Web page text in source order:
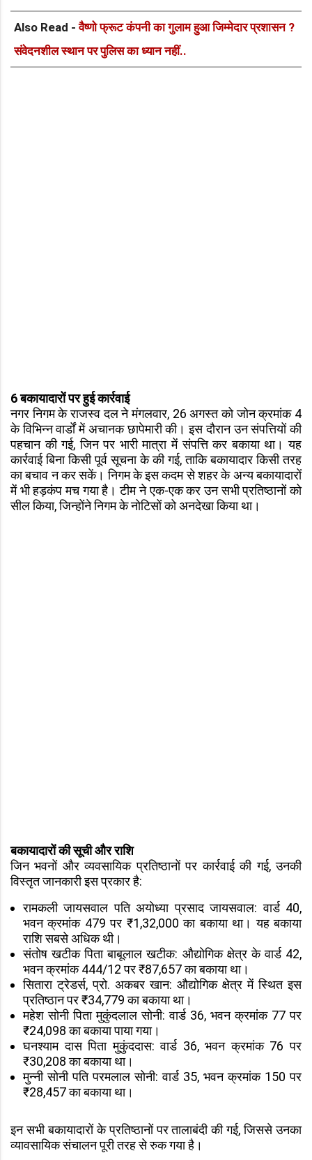
Also Read -वैष्णो फ्रूट कंपनी का गुलाम हुआ जिम्मेदार प्रशासन ?
संवेदनशील स्थान पर पुलिस का ध्यान नहीं..
6 बकायादारों पर हुई कार्रवाई
नगर निगम के राजस्व दल ने मंगलवार, 26 अगस्त को जोन क्रमांक 4
के विभिन्न वार्डों में अचानक छापेमारी की। इस दौरान उन संपत्तियों की
पहचान की गई, जिन पर भारी मात्रा में संपत्ति कर बकाया था। यह
कार्रवाई बिना किसी पूर्व सूचना के की गई, ताकि बकायादार किसी तरह
का बचाव न कर सकें। निगम के इस कदम से शहर के अन्य बकायादारों
में भी हड़कंप मच गया है। टीम ने एक-एक कर उन सभी प्रतिष्ठानों को
सील किया, जिन्होंने निगम के नोटिसों को अनदेखा किया था।
बकायादारों की सूची और राशि
जिन भवनों और व्यवसायिक प्रतिष्ठानों पर कार्रवाई की गई, उनकी
विस्तृत जानकारी इस प्रकार है:
रामकली जायसवाल पति अयोध्या प्रसाद जायसवाल: वार्ड 40,
भवन क्रमांक 479 पर ₹1,32,000 का बकाया था। यह बकाया
राशि सबसे अधिक थी।
संतोष खटीक पिता बाबूलाल खटीक: औद्योगिक क्षेत्र के वार्ड 42,
भवन क्रमांक 444/12 पर ₹87,657 का बकाया था।
सितारा ट्रेडर्स, प्रो. अकबर खान: औद्योगिक क्षेत्र में स्थित इस
प्रतिष्ठान पर ₹34,779 का बकाया था।
महेश सोनी पिता मुकुंदलाल सोनी: वार्ड 36, भवन क्रमांक 77 पर
₹24,098 का बकाया पाया गया।
घनश्याम दास पिता मुकुंददास: वार्ड 36, भवन क्रमांक 76 पर
₹30,208 का बकाया था।
मुन्नी सोनी पति परमलाल सोनी: वार्ड 35, भवन क्रमांक 150 पर
₹28,457 का बकाया था।
इन सभी बकायादारों के प्रतिष्ठानों पर तालाबंदी की गई, जिससे उनका
व्यावसायिक संचालन पूरी तरह से रुक गया है।